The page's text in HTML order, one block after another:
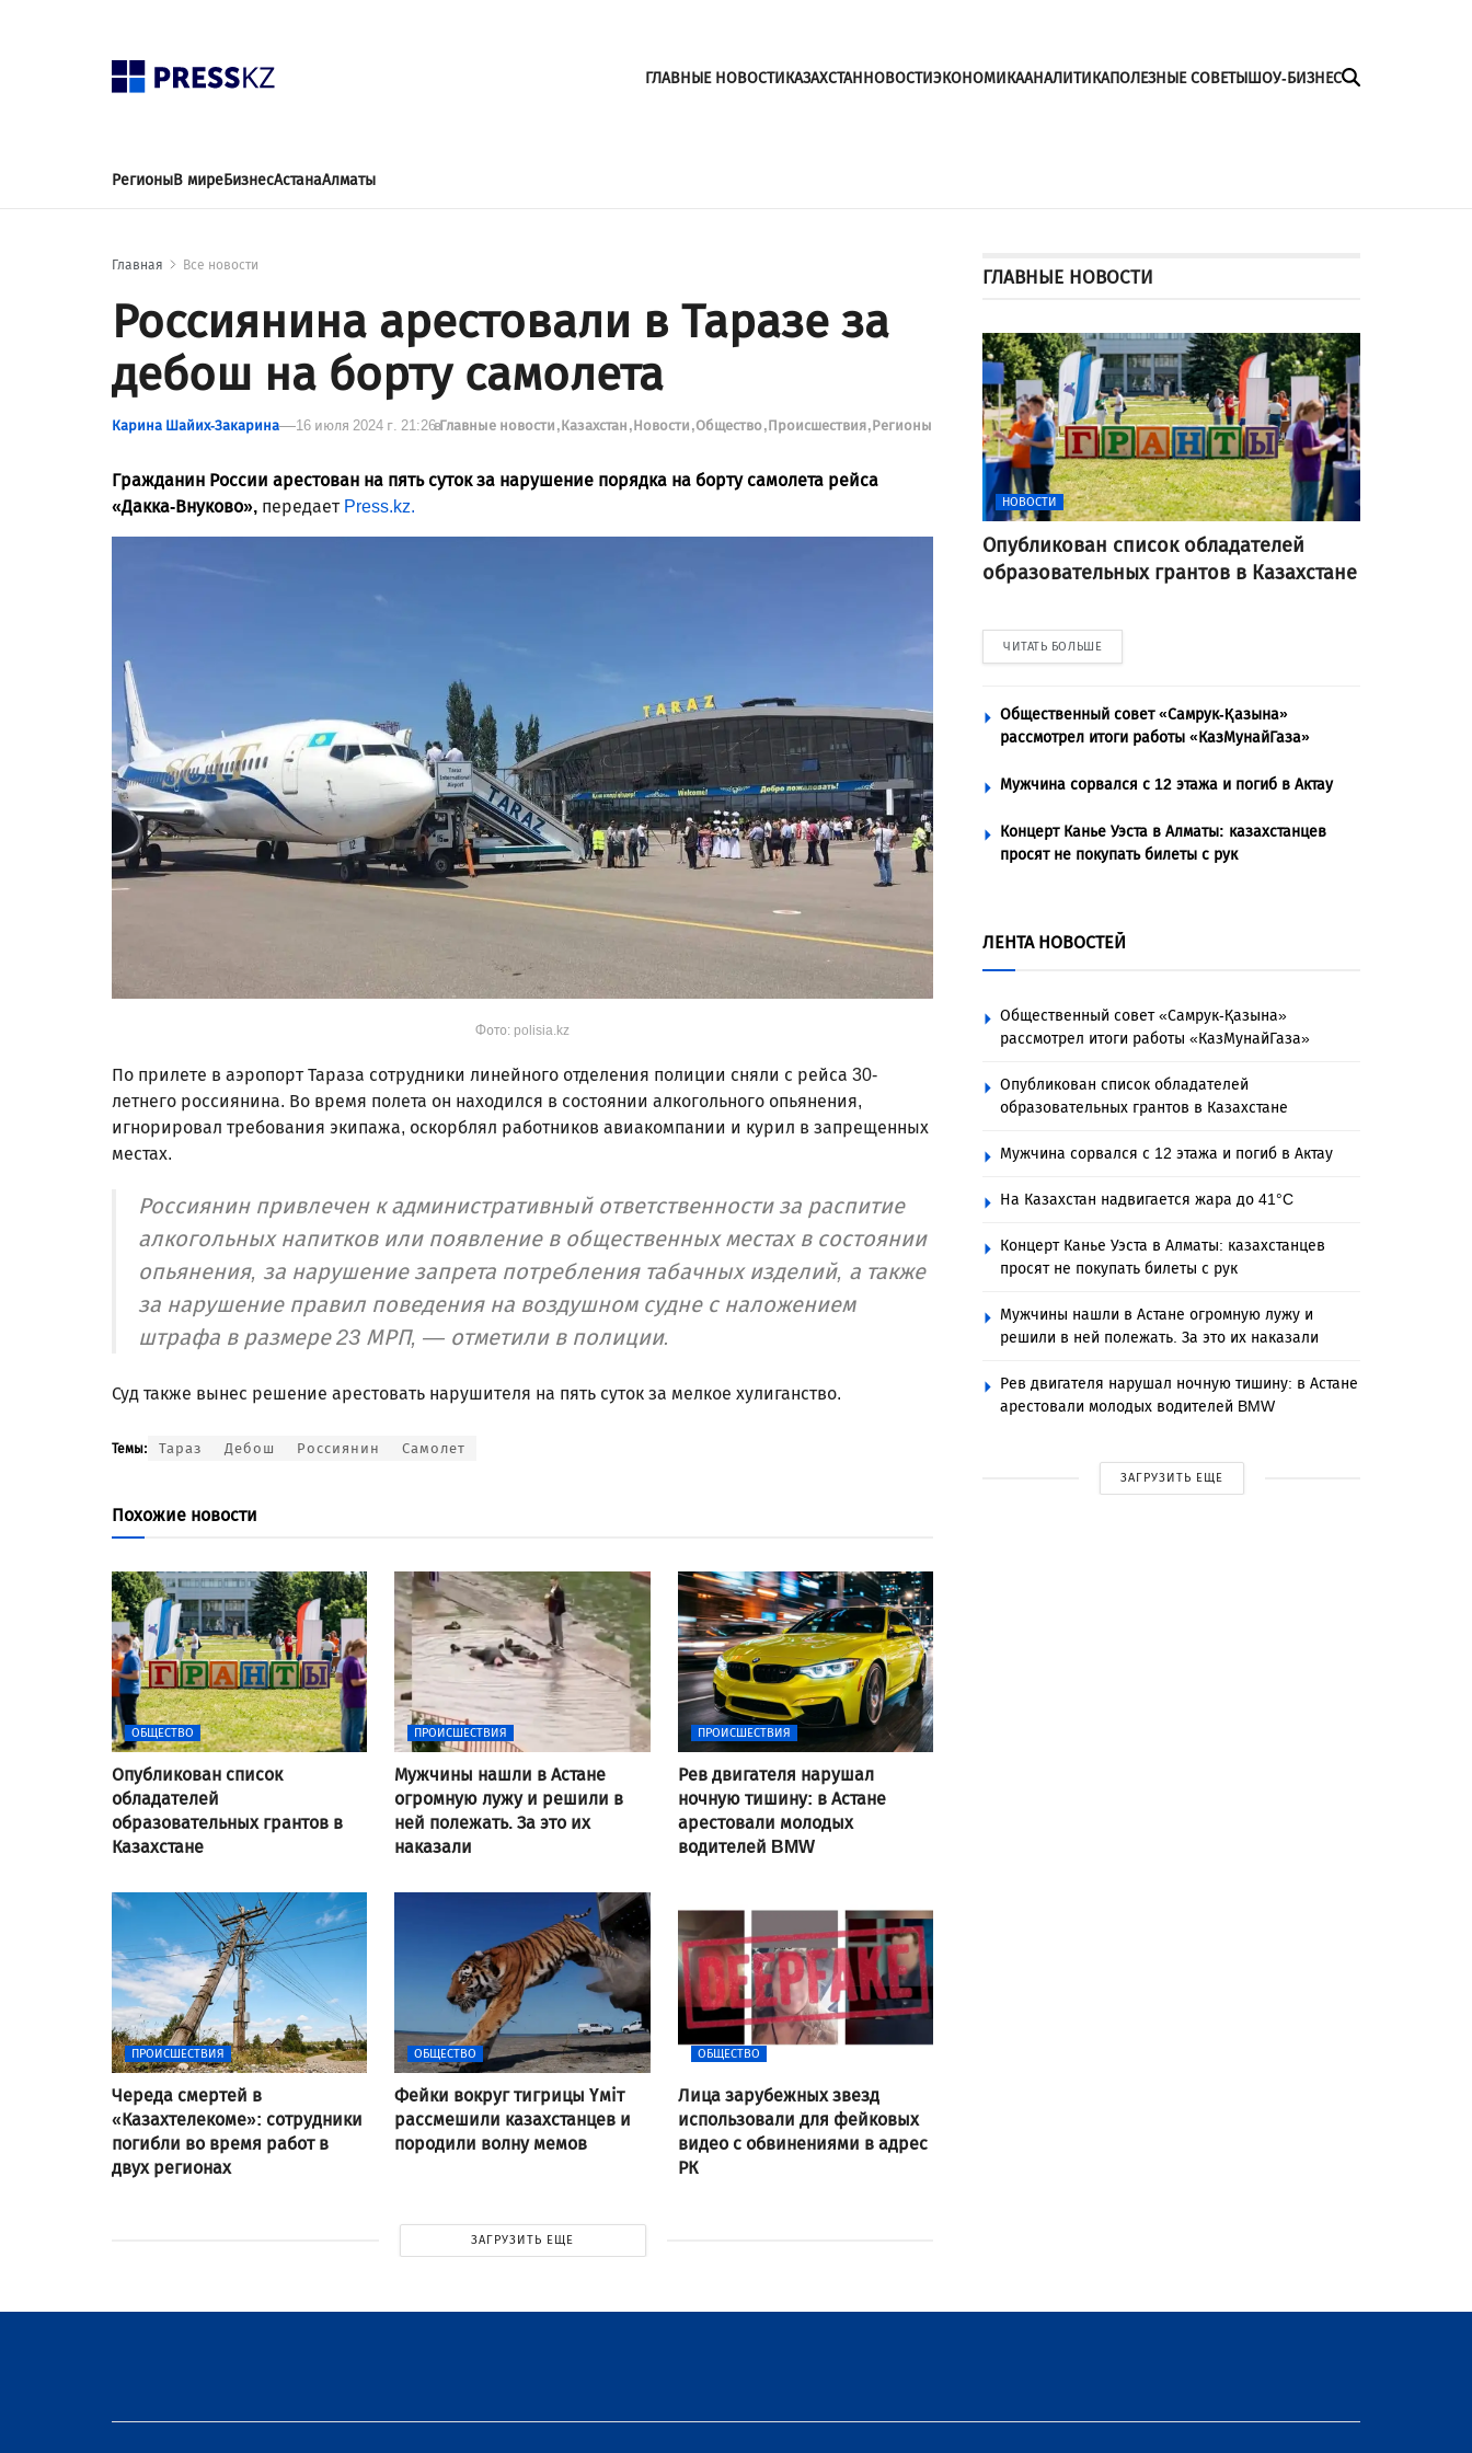
ГЛАВНЫЕ НОВОСТИКАЗАХСТАННОВОСТИЭКОНОМИКААНАЛИТИКАПОЛЕЗНЫЕ СОВЕТЫШОУ-БИЗНЕС
РегионыВ миреБизнесАстанаАлматы
Главная Все новости
Россиянина арестовали в Таразе за
дебош на борту самолета
Карина Шайих-Закарина 16 июля 2024 г. 21:26вГлавные новости Казахстан НовостиОбщество Происшествия Регионы
Гражданин России арестован на пять суток за нарушение порядка на борту самолета рейса
«Дакка-Внуково», передает Press.kz.
Фото: polisia.kz
По прилете в аэропорт Тараза сотрудники линейного отделения полиции сняли с рейса 30-
летнего россиянина. Во время полета он находился в состоянии алкогольного опьянения,
игнорировал требования экипажа, оскорблял работников авиакомпании и курил в запрещенных
местах.
Россиянин привлечен к административный ответственности за распитие
алкогольных напитков или появление в общественных местах в состоянии
опьянения, за нарушение запрета потребления табачных изделий, а также
за нарушение правил поведения на воздушном судне с наложением
штрафа в размере 23 МРП, — отметили в полиции.
Суд также вынес решение арестовать нарушителя на пять суток за мелкое хулиганство.
Темы: Тараз Дебош Россиянин Самолет
Похожие новости
ОБЩЕСТВО
Опубликован список
обладателей
образовательных грантов в
Казахстане
ПРОИСШЕСТВИЯ
Мужчины нашли в Астане
огромную лужу и решили в
ней полежать. За это их
наказали
ПРОИСШЕСТВИЯ
Рев двигателя нарушал
ночную тишину: в Астане
арестовали молодых
водителей BMW
ПРОИСШЕСТВИЯ
Череда смертей в
«Казахтелекоме»: сотрудники
погибли во время работ в
двух регионах
ОБЩЕСТВО
Фейки вокруг тигрицы Үміт
рассмешили казахстанцев и
породили волну мемов
ОБЩЕСТВО
Лица зарубежных звезд
использовали для фейковых
видео с обвинениями в адрес
РК
ЗАГРУЗИТЬ ЕЩЕ
ГЛАВНЫЕ НОВОСТИ
НОВОСТИ
Опубликован список обладателей
образовательных грантов в Казахстане
ЧИТАТЬ БОЛЬШЕ
Общественный совет «Самрук-Қазына»
рассмотрел итоги работы «КазМунайГаза»
Мужчина сорвался с 12 этажа и погиб в Актау
Концерт Канье Уэста в Алматы: казахстанцев
просят не покупать билеты с рук
ЛЕНТА НОВОСТЕЙ
Общественный совет «Самрук-Қазына»
рассмотрел итоги работы «КазМунайГаза»
Опубликован список обладателей
образовательных грантов в Казахстане
Мужчина сорвался с 12 этажа и погиб в Актау
На Казахстан надвигается жара до 41°C
Концерт Канье Уэста в Алматы: казахстанцев
просят не покупать билеты с рук
Мужчины нашли в Астане огромную лужу и
решили в ней полежать. За это их наказали
Рев двигателя нарушал ночную тишину: в Астане
арестовали молодых водителей BMW
ЗАГРУЗИТЬ ЕЩЕ